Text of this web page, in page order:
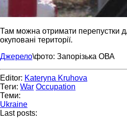
Там можна отримати перепустки
окуповані території.
Джерело\фото: Запорізька ОВА
Editor: Kateryna Kruhova
Теги: War Occupation
Теми:
Ukraine
Last posts: